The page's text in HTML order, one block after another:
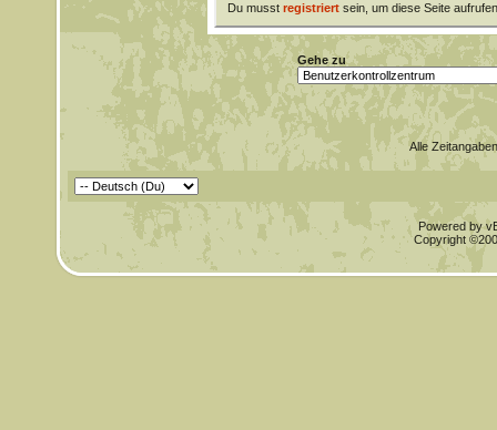
Du musst registriertsein, um diese Seite
Gehe zu
Alle
Powered by
Copyright